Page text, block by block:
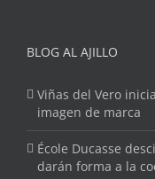
BLOG AL AJILLO
Viñas del Vero
imagen de marca
École Ducasse
darán forma a la